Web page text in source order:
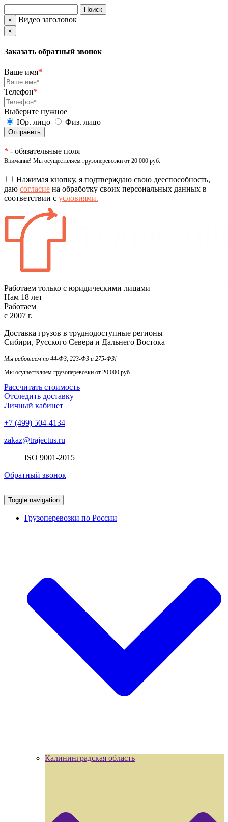
× Видео заголовок
×
Заказать обратный звонок
Ваше имя*
Телефон*
Выберите нужное
Юр. лицо
Физ. лицо
* - обязательные поля
Внимание! Мы осуществляем грузоперевозки от 20 000 руб.
Нажимая кнопку, я подтверждаю свою дееспособность,
даю согласие на обработку своих персональных данных в
соответствии с условиями.
Работаем только с юридическими лицами
Нам 18 лет
Работаем
с 2007 г.
Доставка грузов в труднодоступные регионы
Сибири, Русского Севера и Дальнего Востока
Мы работаем по 44-ФЗ, 223-ФЗ и 275-ФЗ!
Мы осуществляем грузоперевозки от 20 000 руб.
Рассчитать стоимость
Отследить доставку
Личный кабинет
+7 (499) 504-4134
zakaz@trajectus.ru
ISO 9001-2015
Обратный звонок
Toggle navigation
Грузоперевозки по России
Калининградская область